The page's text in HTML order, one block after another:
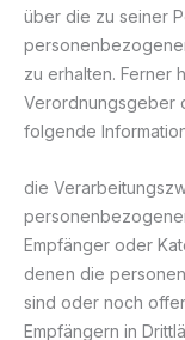
über die zu seiner
zu erhalten. Ferner
Verordnungsgeber
folgende
die
Empfänger oder
denen die
sind oder noch
Empfängern in